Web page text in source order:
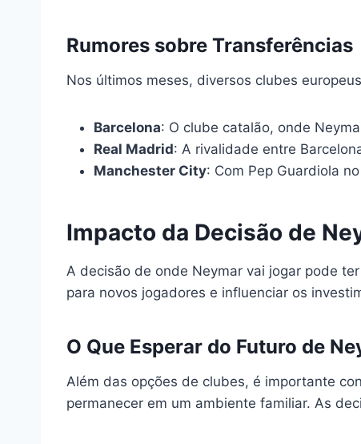
Rumores sobre Transferências
Nos últimos meses, diversos clubes
Barcelona: O clube catalão, onde
Real Madrid: A rivalidade entre
Manchester City: Com Pep Guardiola
Impacto da Decisão de
A decisão de onde Neymar vai jogar pode
para novos jogadores e influenciar os
O Que Esperar do Futuro de
Além das opções de clubes, é importante
permanecer em um ambiente familiar. As